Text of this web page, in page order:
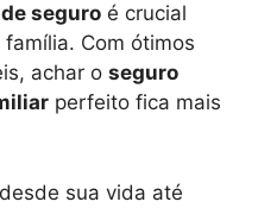
seguro é crucial
Com ótimos
achar o seguro
perfeito fica mais
sua vida até